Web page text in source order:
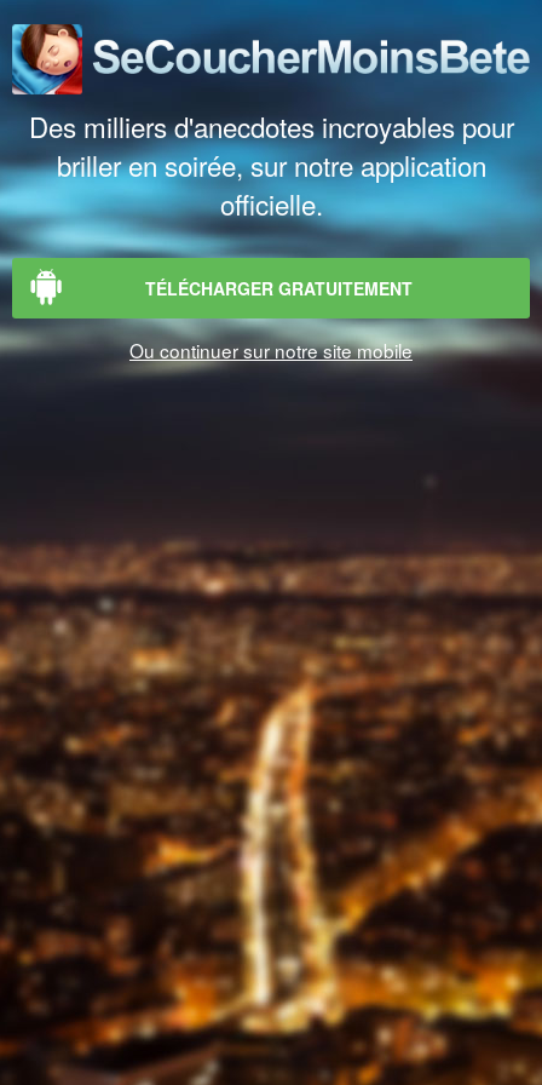
Des milliers d'anecdotes incroyables pour
briller en soirée, sur notre application
officielle.
TÉLÉCHARGER GRATUITEMENT
Ou continuer sur notre site mobile